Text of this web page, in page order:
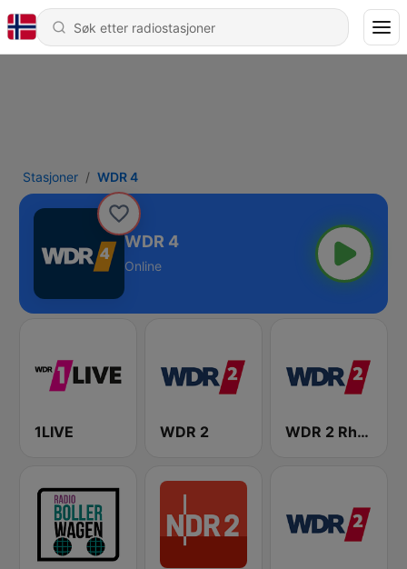
Stasjoner WDR 4
WDR 4
Online
1LIVE WDR 2 WDR 2 Rhein und Ruhr